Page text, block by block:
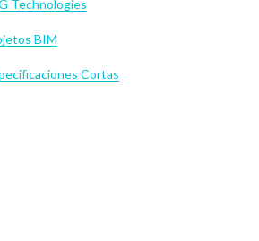
Technologies
BIM
Cortas